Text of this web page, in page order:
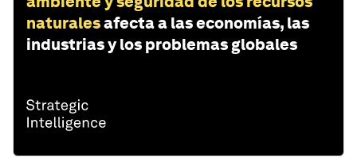
naturalesafecta a las economías, las
industrias y los problemas globales